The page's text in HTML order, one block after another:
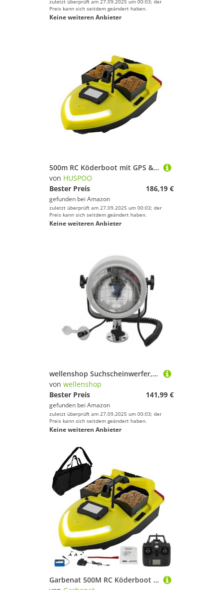
zuletzt überprüft am 27.09.2025 um 00:03; der
Preis kann sich seitdem geändert haben.
Keine weiteren Anbieter
500m RC Köderboot mit GPS & 3 Köderboxen - Angel-Futterboot 12000mAh, Suchscheinwerfer & Auto-Rückkehr für Süßwasser (ABS-Gehäuse, Gelb)
von HUSPOO
Bester Preis
186,19 €
gefunden bei Amazon
zuletzt überprüft am 27.09.2025 um 00:03; der
Preis kann sich seitdem geändert haben.
Keine weiteren Anbieter
wellenshop Suchscheinwerfer, schwenkbar, 12 V, 100 W | IP 67 Wasserdicht
von wellenshop
Bester Preis
141,99 €
gefunden bei Amazon
zuletzt überprüft am 27.09.2025 um 00:03; der
Preis kann sich seitdem geändert haben.
Keine weiteren Anbieter
Garbenat 500M RC Köderboot ABS Angelköder Boot Fernbedienung Futterboot mit GPS 3 Köderboxen Fischköder Boot Angeln Futterboot mit Suchscheinwerfer & 12000mAh Batterie (Gelb)